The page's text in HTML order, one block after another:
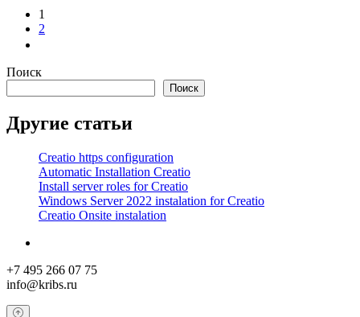
1
2
Поиск
Поиск
Другие статьи
Creatio https configuration
Automatic Installation Creatio
Install server roles for Creatio
Windows Server 2022 instalation for Creatio
Creatio Onsite instalation
+7 495 266 07 75
info@kribs.ru